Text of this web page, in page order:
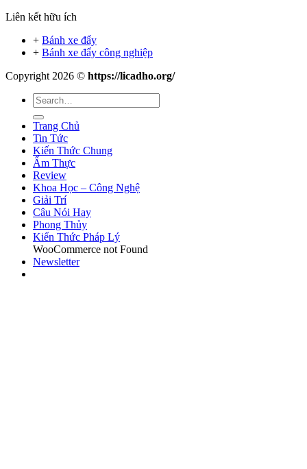
Liên kết hữu ích
+ Bánh xe đẩy
+ Bánh xe đẩy công nghiệp
Copyright 2026 © https://licadho.org/
Trang Chủ
Tin Tức
Kiến Thức Chung
Ẩm Thực
Review
Khoa Học – Công Nghệ
Giải Trí
Câu Nói Hay
Phong Thủy
Kiến Thức Pháp Lý
WooCommerce not Found
Newsletter